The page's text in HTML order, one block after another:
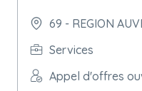
69 - REGION
Services
Appel d'offres